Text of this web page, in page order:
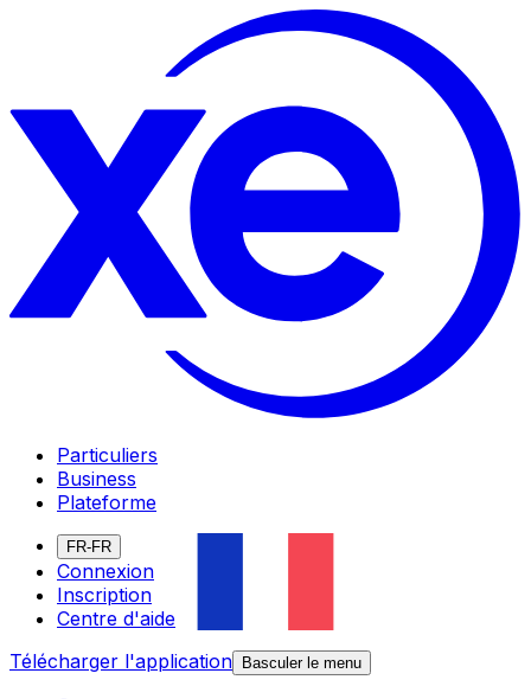
Particuliers
Business
Plateforme
FR-FR
Connexion
Inscription
Centre d'aide
Télécharger l'application
Basculer le menu